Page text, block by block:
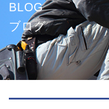
BLOG
ブログ